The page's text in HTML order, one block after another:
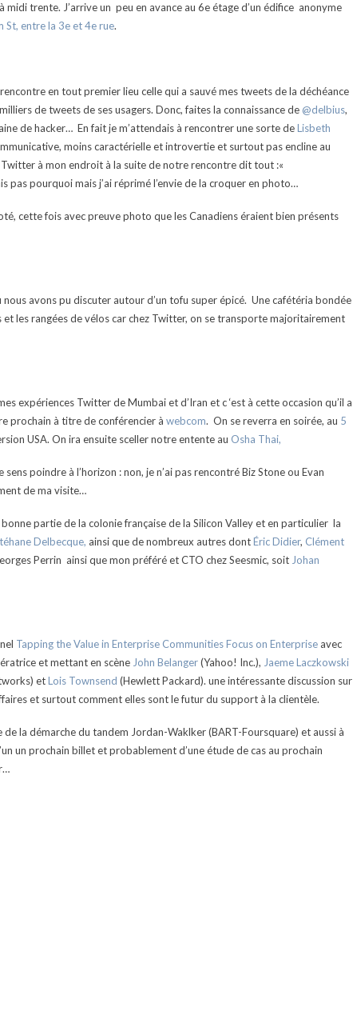
trente. J’arrive un peu en avance au 6e étage d’un édifice anonyme
St, entre la 3e et 4e rue.
en tout premier lieu celle qui a sauvé mes tweets de la déchéance
de tweets de ses usagers. Donc, faites la connaissance de @delbius,
de hacker… En fait je m’attendais à rencontrer une sorte deLisbeth
moins caractérielle et introvertie et surtout pas encline au
à mon endroit à la suite de notre rencontre dit tout :«
pas pourquoi mais j’ai réprimé l’envie de la croquer en photo…
cette fois avec preuve photo que les Canadiens éraient bien présents
avons pu discuter autour d’un tofu super épicé. Une cafétéria bondée
et les rangées de vélos car chez Twitter, on se transporte majoritairement
expériences Twitter de Mumbai et d’Iran et c ‘est à cette occasion qu’il a
prochain à titre de conférencier à webcom. On se reverra en soirée, au 5
USA. On ira ensuite sceller notre entente au Osha Thai,
poindre à l’horizon : non, je n’ai pas rencontré Biz Stone ou Evan
de ma visite…
partie de la colonie française de la Silicon Valley et en particulier la
Delbecque, ainsi que de nombreux autres dontÉric Didier, Clément
Perrin ainsi que mon préféré et CTO chez Seesmic, soit Johan
Tapping the Value in Enterprise CommunitiesFocus on Enterprise avec
et mettant en scène John Belanger(Yahoo! Inc.), Jaeme Laczkowski
etLois Townsend (Hewlett Packard). une intéressante discussion sur
et surtout comment elles sont le futur du support à la clientèle.
la démarche du tandem Jordan-Waklker (BART-Foursquare) et aussi à
un prochain billet et probablement d’une étude de cas au prochain